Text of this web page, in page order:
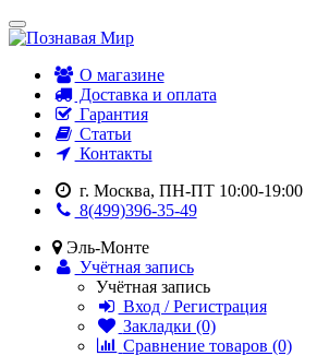
О магазине
Доставка и оплата
Гарантия
Статьи
Контакты
г. Москва, ПН-ПТ 10:00-19:00
8(499)396-35-49
Эль-Монте
Учётная запись
Учётная запись
Вход / Регистрация
Закладки (0)
Сравнение товаров (0)